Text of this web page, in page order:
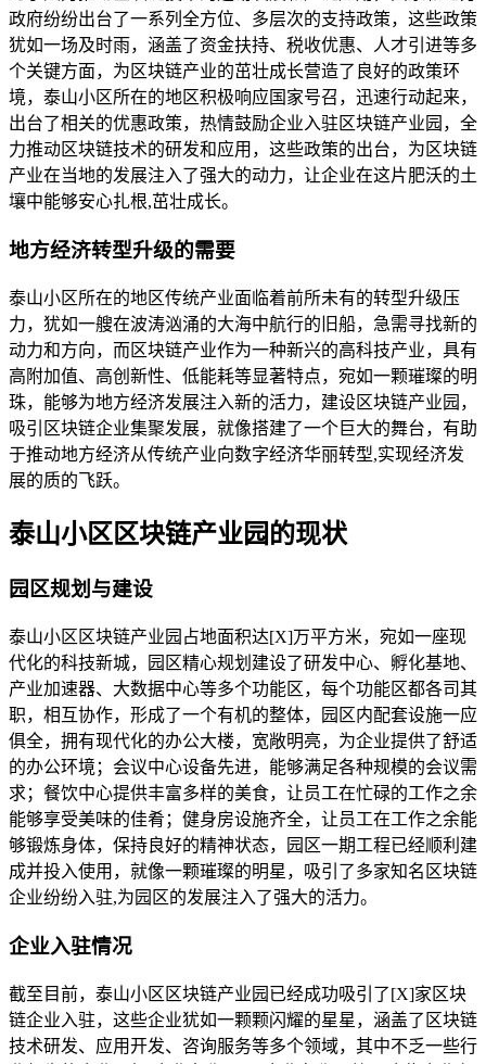
政府纷纷出台了一系列全方位、多层次的支持政策，这些政策
犹如一场及时雨，涵盖了资金扶持、税收优惠、人才引进等多
个关键方面，为区块链产业的茁壮成长营造了良好的政策环
境，泰山小区所在的地区积极响应国家号召，迅速行动起来，
出台了相关的优惠政策，热情鼓励企业入驻区块链产业园，全
力推动区块链技术的研发和应用，这些政策的出台，为区块链
产业在当地的发展注入了强大的动力，让企业在这片肥沃的土
壤中能够安心扎根,茁壮成长。
地方经济转型升级的需要
泰山小区所在的地区传统产业面临着前所未有的转型升级压
力，犹如一艘在波涛汹涌的大海中航行的旧船，急需寻找新的
动力和方向，而区块链产业作为一种新兴的高科技产业，具有
高附加值、高创新性、低能耗等显著特点，宛如一颗璀璨的明
珠，能够为地方经济发展注入新的活力，建设区块链产业园，
吸引区块链企业集聚发展，就像搭建了一个巨大的舞台，有助
于推动地方经济从传统产业向数字经济华丽转型,实现经济发
展的质的飞跃。
泰山小区区块链产业园的现状
园区规划与建设
泰山小区区块链产业园占地面积达[X]万平方米，宛如一座现
代化的科技新城，园区精心规划建设了研发中心、孵化基地、
产业加速器、大数据中心等多个功能区，每个功能区都各司其
职，相互协作，形成了一个有机的整体，园区内配套设施一应
俱全，拥有现代化的办公大楼，宽敞明亮，为企业提供了舒适
的办公环境；会议中心设备先进，能够满足各种规模的会议需
求；餐饮中心提供丰富多样的美食，让员工在忙碌的工作之余
能够享受美味的佳肴；健身房设施齐全，让员工在工作之余能
够锻炼身体，保持良好的精神状态，园区一期工程已经顺利建
成并投入使用，就像一颗璀璨的明星，吸引了多家知名区块链
企业纷纷入驻,为园区的发展注入了强大的活力。
企业入驻情况
截至目前，泰山小区区块链产业园已经成功吸引了[X]家区块
链企业入驻，这些企业犹如一颗颗闪耀的星星，涵盖了区块链
技术研发、应用开发、咨询服务等多个领域，其中不乏一些行